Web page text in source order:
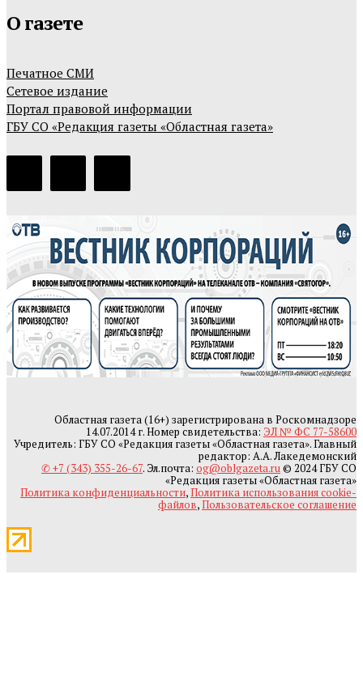
О газете
Печатное СМИ
Сетевое издание
Портал правовой информации
ГБУ СО «Редакция газеты «Областная газета»
Областная газета (16+) зарегистрирована в Роскомнадзоре
14.07.2014 г. Номер свидетельства: ЭЛ № ФС 77-58600
Учредитель: ГБУ СО «Редакция газеты «Областная газета». Главный
редактор: А.А. Лакедемонский
✆ +7 (343) 355-26-67. Эл.почта: og@oblgazeta.ru© 2024 ГБУ СО
«Редакция газеты «Областная газета»
Политика конфиденциальности,Политика использования cookie-
файлов,Пользовательское соглашение